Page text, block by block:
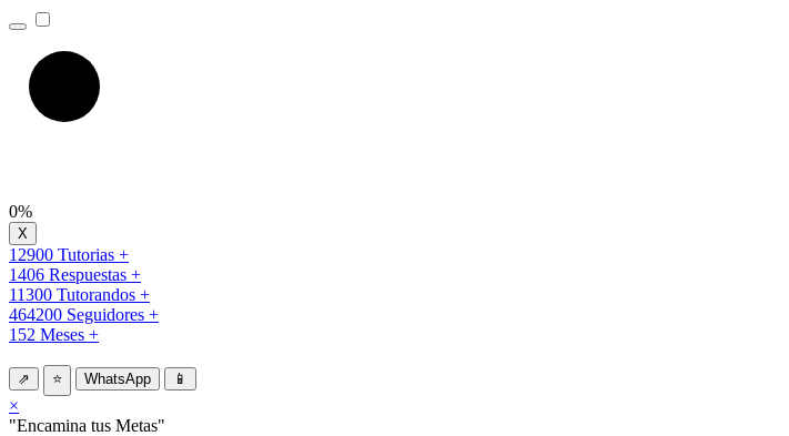
0%
12900 Tutorias +
1406 Respuestas +
11300 Tutorandos +
464200 Seguidores +
152 Meses +
⇗ ⭐ WhatsApp 📱
×
"Encamina tus Metas"